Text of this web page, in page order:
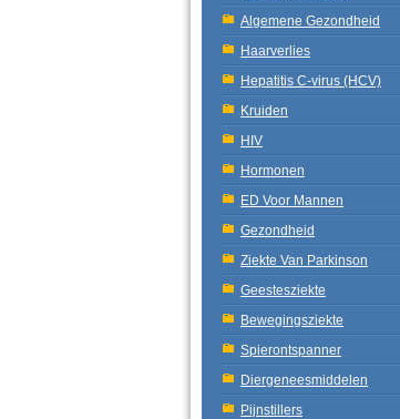
Algemene Gezondheid
Haarverlies
Hepatitis C-virus (HCV)
Kruiden
HIV
Hormonen
ED Voor Mannen
Gezondheid
Ziekte Van Parkinson
Geestesziekte
Bewegingsziekte
Spierontspanner
Diergeneesmiddelen
Pijnstillers